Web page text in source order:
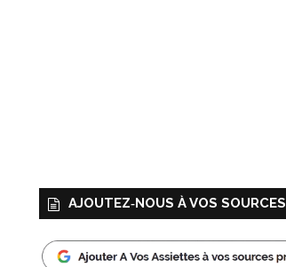
AJOUTEZ‑NOUS À VOS SOURCES